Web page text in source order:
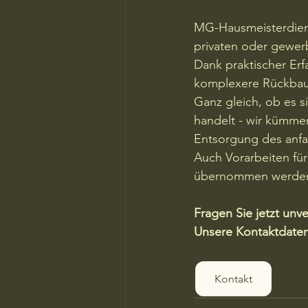
MG-
privaten oder
Dank praktischer
komplexere
Ganz gleich, ob es
handelt - wir
Entsorgung des
Auch Vorarbeiten
übernommen
Fragen Sie jetzt
Unsere
Kontakt